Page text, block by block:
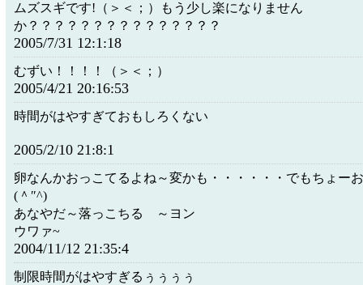
ムズスギです!（＞＜；）もう少し楽になりません
か？？？？？？？？？？？？？？？
2005/7/31 12:1:18
むずい！！！！（＞＜；）
2005/4/21 20:16:53
時間がはやすぎておもしろくない
2005/2/10 21:8:1
卵なんかおっこてるよね～変かも・・・・・・でもちょー
(＾″^)
あなやだ～落っこちる ～ヨン
ウワァ~
2004/11/12 21:35:4
制限時間がはやすぎるぅぅぅぅ